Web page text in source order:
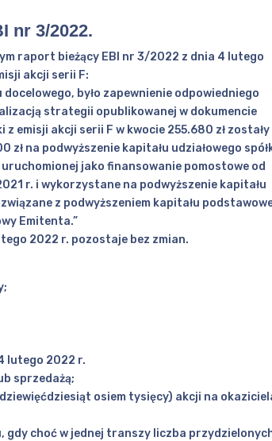
nr 3/2022.
raport bieżący EBI nr 3/2022 z dnia 4 lutego
akcji serii F:
było zapewnienie odpowiedniego
strategii opublikowanej w dokumencie
emisji akcji serii F w kwocie 255.680 zł zostały
na podwyższenie kapitału udziałowego
uruchomionej jako finansowanie pomostowe od
r. i wykorzystane na podwyższenie kapitału
z podwyższeniem kapitału
Emitenta.”
2022 r. pozostaje bez zmian.
lutego 2022 r.
sprzedażą;
osiem tysięcy) akcji na
choć w jednej transzy liczba